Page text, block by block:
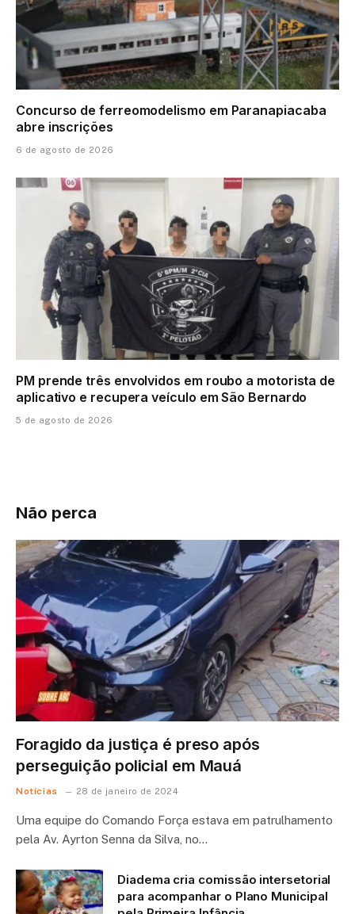
Concurso de ferreomodelismo em Paranapiacaba
abre inscrições
6 de agosto de 2026
PM prende três envolvidos em roubo a motorista de
aplicativo e recupera veículo em São Bernardo
5 de agosto de 2026
Não perca
Foragido da justiça é preso após
perseguição policial em Mauá
Notícias 28 de janeiro de 2024
Uma equipe do Comando Força estava em patrulhamento
pela Av. Ayrton Senna da Silva, no…
Diadema cria comissão intersetorial
para acompanhar o Plano Municipal